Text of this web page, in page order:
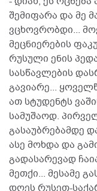
შემიფარა და მე
ვცხოვრობდი...
მეცნიერების
რუსული ენის
სასწავლების
გავიარე...
ათ სტუდენტს
სამუშაოდ.
გასაუბრებამდე
ასე მოხდა და
გადასარევად
მეთქი... მესამე
დღეს რუსეთ-